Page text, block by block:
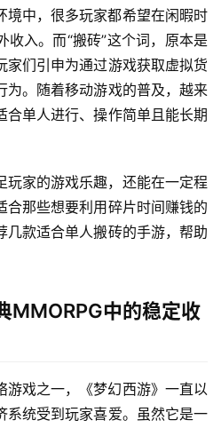
境中，很多玩家都希望在闲暇时
收入。而“搬砖”这个词，原本是
家们引申为通过游戏获取虚拟货
为。随着移动游戏的普及，越来
合单人进行、操作简单且能长期
玩家的游戏乐趣，还能在一定程
合那些想要利用碎片时间赚钱的
几款适合单人搬砖的手游，帮助
MMORPG中的稳定收
游戏之一，《梦幻西游》一直以
系统受到玩家喜爱。虽然它是一